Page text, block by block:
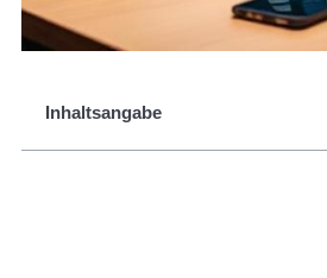
Inhaltsangabe